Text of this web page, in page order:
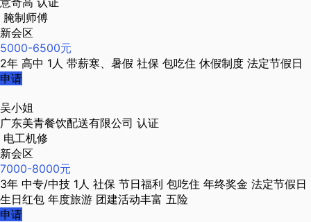
腌制师傅
新会区
5000-6500元
2年 高中 1人 带薪寒、暑假 社保 包吃住 休假制度 法定节假日
申请
吴小姐
广东美青餐饮配送有限公司 认证
电工机修
新会区
7000-8000元
3年 中专/中技 1人 社保 节日福利 包吃住 年终奖金 法定节假日
生日红包 年度旅游 团建活动丰富 五险
申请